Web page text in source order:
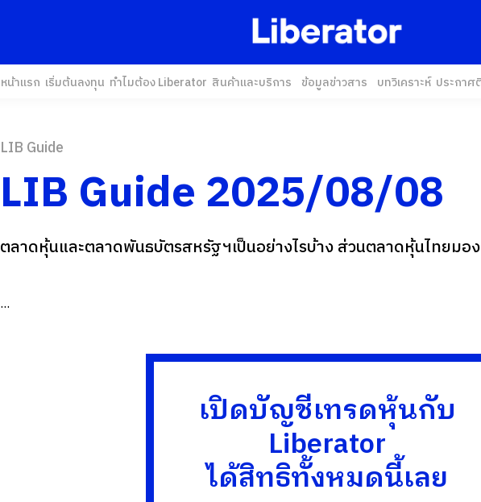
หน้าแรก เริ่มต้นลงทุน ทำไมต้อง Liberator สินค้าและบริการ ข้อมูลข่าวสาร บทวิเคราะห์ ประกาศ
LIB Guide
LIB Guide 2025/08/08
ตลาดหุ้นและตลาดพันธบัตรสหรัฐฯเป็นอย่างไรบ้าง ส่วนตลาดหุ้นไทยมอ
...
เปิดบัญชีเทรดหุ้นกับ
Liberator
ได้สิทธิทั้งหมดนี้เลย